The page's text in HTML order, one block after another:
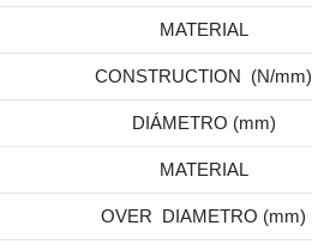
MATERIAL
CONSTRUCTION (N/mm)
DIÁMETRO (mm)
MATERIAL
OVER DIAMETRO (mm)